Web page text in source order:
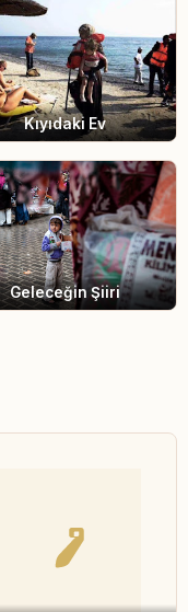
Kıyıdaki Ev
Geleceğin Şiiri